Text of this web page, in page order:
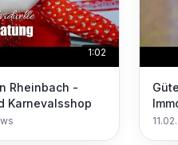
1:02
Rheinbach -
Karnevalsshop